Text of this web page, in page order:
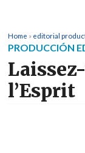
Home » editorial
PRODUCCIÓN
l’Esprit